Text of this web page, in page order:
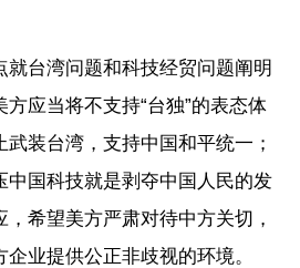
就台湾问题和科技经贸问题阐明
应当将不支持“台独”的表态体
装台湾，支持中国和平统一；
中国科技就是剥夺中国人民的发
希望美方严肃对待中方关切，
业提供公正非歧视的环境。